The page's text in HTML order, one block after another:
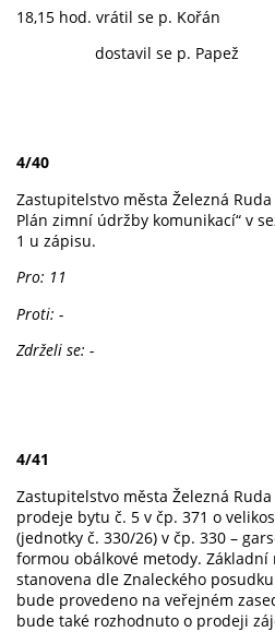
18,15 hod. vrátil se p. Kořán
dostavil se p. Papež
4/40
Zastupitelstvo města Železná
Plán zimní údržby komunikací“ v
1 u zápisu.
Pro: 11
Proti: -
Zdrželi se: -
4/41
Zastupitelstvo města Železná
prodeje bytu č. 5 v čp. 371 o
(jednotky č. 330/26) v čp. 330 –
formou obálkové metody.
stanovena dle Znaleckého
bude provedeno na veřejném
bude také rozhodnuto o prodeji